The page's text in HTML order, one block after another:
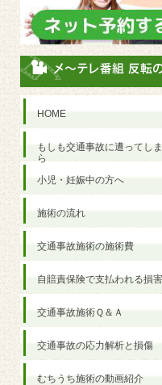
HOME
もしも交通事故に遭ってし
ら
小児・妊娠中の方へ
施術の流れ
交通事故施術の施術費
自賠責保険で支払われる損
交通事故施術Ｑ＆Ａ
交通事故の応力解析と損傷
むちうち施術の動画紹介